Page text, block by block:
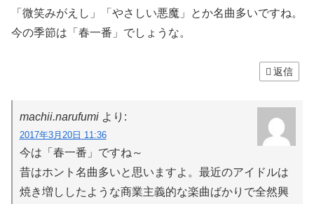
「微笑みがえし」「やさしい悪魔」とか名曲多いですね。
今の季節は「春一番」でしょうな。
返信
machii.narufumi より:
2017年3月20日 11:36
今は「春一番」ですね～
昔はホント名曲多いと思いますよ。最近のアイドルは
焼き増ししたような商業主義的な楽曲ばかりで全然興